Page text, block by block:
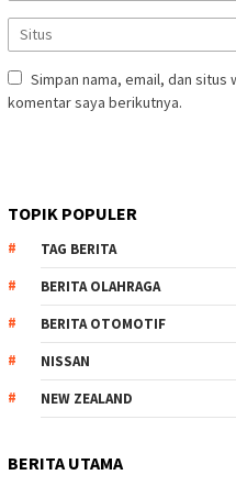
Simpan nama, email, dan
komentar saya berikutnya.
TOPIK POPULER
TAG BERITA
BERITA OLAHRAGA
BERITA OTOMOTIF
NISSAN
NEW ZEALAND
BERITA UTAMA